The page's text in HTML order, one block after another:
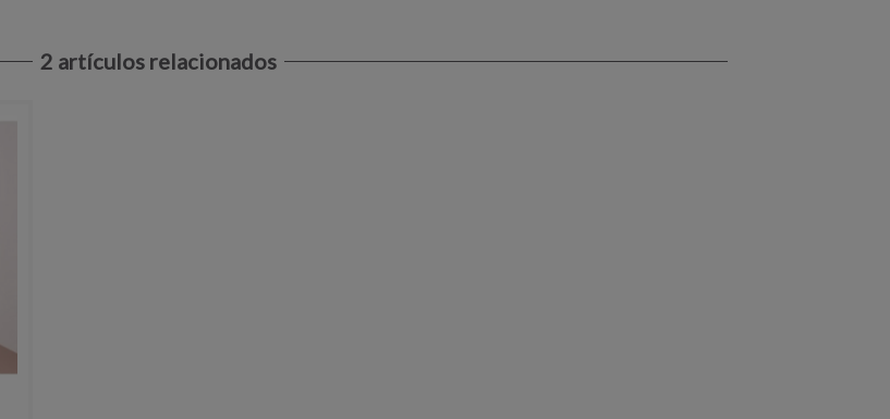
2 artículos relacionados